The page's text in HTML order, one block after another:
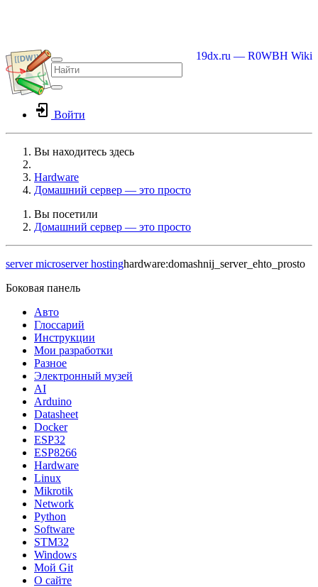
19dx.ru — R0WBH Wiki
Войти
Вы находитесь здесь
Hardware
Домашний сервер — это просто
Вы посетили
Домашний сервер — это просто
servermicroserverhostinghardware:domashnij_server_ehto_prosto
Боковая панель
Авто
Глоссарий
Инструкции
Мои разработки
Разное
Электронный музей
AI
Arduino
Datasheet
Docker
ESP32
ESP8266
Hardware
Linux
Mikrotik
Network
Python
Software
STM32
Windows
Мой Git
О сайте